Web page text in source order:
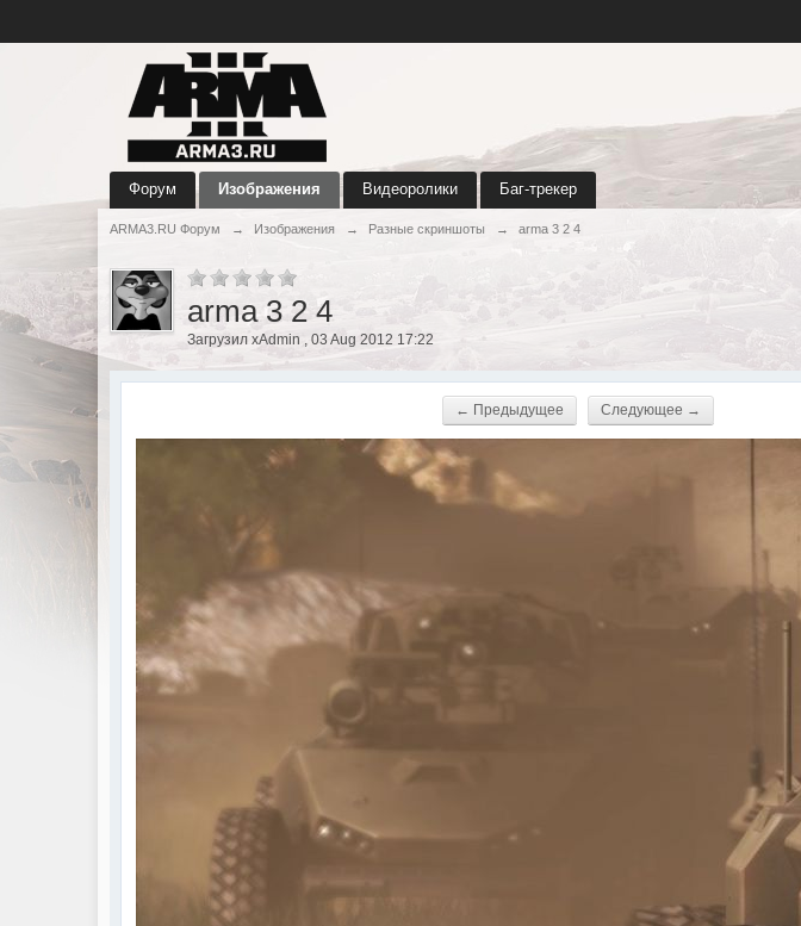
Форум Изображения Видеоролики Баг-трекер
ARMA3.RU Форум → Изображения → Разные скриншоты → arma 3 2 4
arma 3 2 4
Загрузил xAdmin , 03 Aug 2012 17:22
← Предыдущее Следующее →